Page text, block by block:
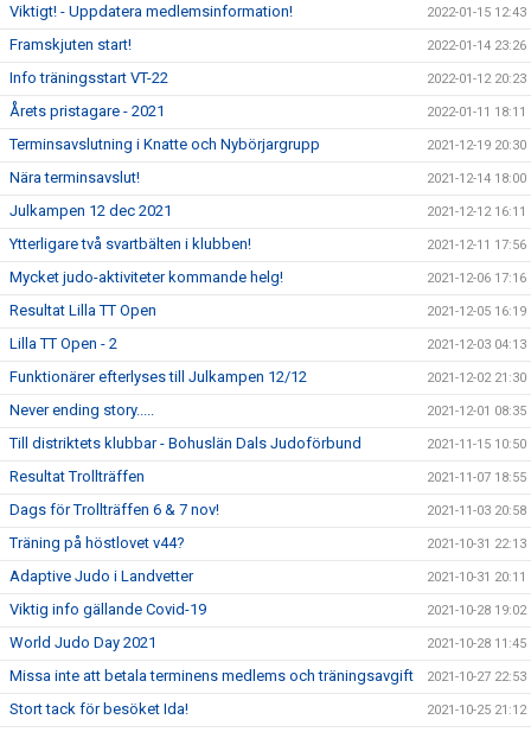
Viktigt! - Uppdatera medlemsinformation! 2022-01-15 12:43
Framskjuten start! 2022-01-14 23:26
Info träningsstart VT-22 2022-01-12 20:23
Årets pristagare - 2021 2022-01-11 18:11
Terminsavslutning i Knatte och Nybörjargrupp 2021-12-19 20:30
Nära terminsavslut! 2021-12-14 18:00
Julkampen 12 dec 2021 2021-12-12 16:11
Ytterligare två svartbälten i klubben! 2021-12-11 17:56
Mycket judo-aktiviteter kommande helg! 2021-12-06 17:16
Resultat Lilla TT Open 2021-12-05 16:19
Lilla TT Open - 2 2021-12-03 04:13
Funktionärer efterlyses till Julkampen 12/12 2021-12-02 21:30
Never ending story..... 2021-12-01 08:35
Till distriktets klubbar - Bohuslän Dals Judoförbund 2021-11-15 10:50
Resultat Trollträffen 2021-11-07 18:55
Dags för Trollträffen 6 & 7 nov! 2021-11-03 20:58
Träning på höstlovet v44? 2021-10-31 22:13
Adaptive Judo i Landvetter 2021-10-31 20:11
Viktig info gällande Covid-19 2021-10-28 19:02
World Judo Day 2021 2021-10-28 11:45
Missa inte att betala terminens medlems och träningsavgift 2021-10-27 22:53
Stort tack för besöket Ida! 2021-10-25 21:12